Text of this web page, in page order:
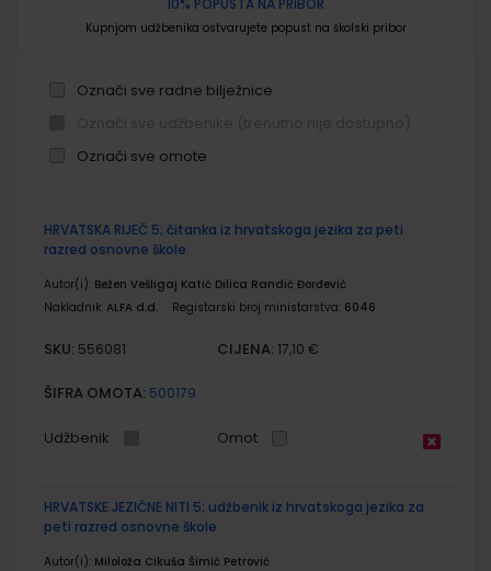
10% POPUSTA NA PRIBOR
Kupnjom udžbenika ostvarujete popust na školski pribor
Označi sve radne bilježnice
Označi sve omote
proizvodi
HRVATSKA RIJEČ 5; čitanka iz hrvatskoga jezika za peti
razred osnovne škole
Autor(i): Bežen Vešligaj Katić Dilica Randić Đorđević
Nakladnik: ALFA d.d. Registarski broj ministarstva: 6046
SKU: 556081 CIJENA: 17,10 €
ŠIFRA OMOTA: 500179
Udžbenik Omot
HRVATSKE JEZIČNE NITI 5; udžbenik iz hrvatskoga jezika za
peti razred osnovne škole
Autor(i): Miloloža Cikuša Šimić Petrović